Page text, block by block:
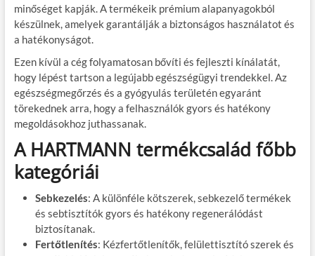
minőséget kapják. A termékeik prémium alapanyagokból
készülnek, amelyek garantálják a biztonságos használatot és
a hatékonyságot.
Ezen kívül a cég folyamatosan bővíti és fejleszti kínálatát,
hogy lépést tartson a legújabb egészségügyi trendekkel. Az
egészségmegőrzés és a gyógyulás területén egyaránt
törekednek arra, hogy a felhasználók gyors és hatékony
megoldásokhoz juthassanak.
A HARTMANN termékcsalád főbb
kategóriái
Sebkezelés: A különféle kötszerek, sebkezelő termékek
és sebtisztítók gyors és hatékony regenerálódást
biztosítanak.
Fertőtlenítés: Kézfertőtlenítők, felülettisztító szerek és